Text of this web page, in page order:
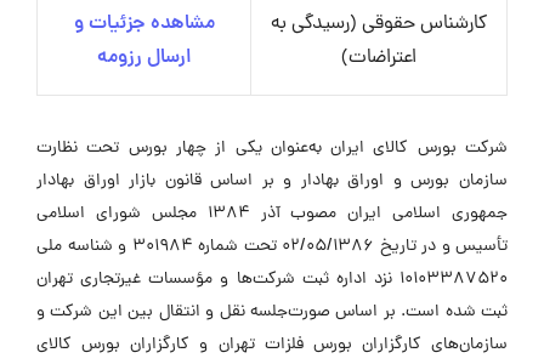
کارشناس حقوقی (رسیدگی به
اعتراضات)
مشاهده جزئیات و
ارسال رزومه
شرکت بورس کالای ایران به‌عنوان یکی از چهار بورس تحت نظارت
سازمان بورس و اوراق بهادار و بر اساس قانون بازار اوراق بهادار
جمهوری اسلامی ایران مصوب آذر 1384 مجلس شورای اسلامی
تأسیس و در تاریخ 02/05/1386 تحت شماره 301984 و شناسه ملی
10103387520 نزد اداره ثبت شرکت‌ها و مؤسسات غیرتجاری تهران
ثبت شده است. بر اساس صورت‌جلسه نقل و انتقال بین این شرکت و
سازمان‌های کارگزاران بورس فلزات تهران و کارگزاران بورس کالای